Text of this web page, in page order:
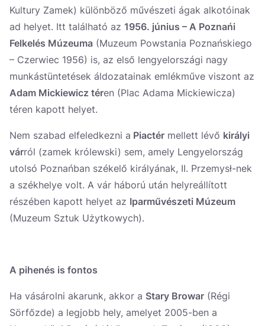
Kultury Zamek) különböző művészeti ágak alkotóinak
ad helyet. Itt található az 1956. június – A Poznańi
Felkelés Múzeuma (Muzeum Powstania Poznańskiego
– Czerwiec 1956) is, az első lengyelországi nagy
munkástüntetések áldozatainak emlékműve viszont az
Adam Mickiewicz téren (Plac Adama Mickiewicza)
téren kapott helyet.
Nem szabad elfeledkezni a Piactér mellett lévő királyi
várról (zamek królewski) sem, amely Lengyelország
utolsó Poznańban székelő királyának, II. Przemysł-nek
a székhelye volt. A vár háború után helyreállított
részében kapott helyet az Iparművészeti Múzeum
(Muzeum Sztuk Użytkowych).
A pihenés is fontos
Ha vásárolni akarunk, akkor a Stary Browar (Régi
Sörfőzde) a legjobb hely, amelyet 2005-ben a